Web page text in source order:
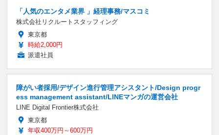
「人気のエンタメ業界 」経理事務/マスコミ
株式会社リクルートスタッフィング
東京都
時給2,000円
派遣社員
障がい者採用/デザイン進行管理アシスタント/Design progr
ess management assistant/LINEマンガの運営会社
LINE Digital Frontier株式会社
東京都
年収400万円～600万円